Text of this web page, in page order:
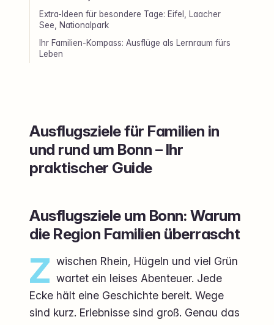
Extra-Ideen für besondere Tage: Eifel, Laacher
See, Nationalpark
Ihr Familien-Kompass: Ausflüge als Lernraum fürs
Leben
Ausflugsziele für Familien in
und rund um Bonn – Ihr
praktischer Guide
Ausflugsziele um Bonn: Warum
die Region Familien überrascht
Z wischen Rhein, Hügeln und viel Grün
wartet ein leises Abenteuer. Jede
Ecke hält eine Geschichte bereit. Wege
sind kurz. Erlebnisse sind groß. Genau das